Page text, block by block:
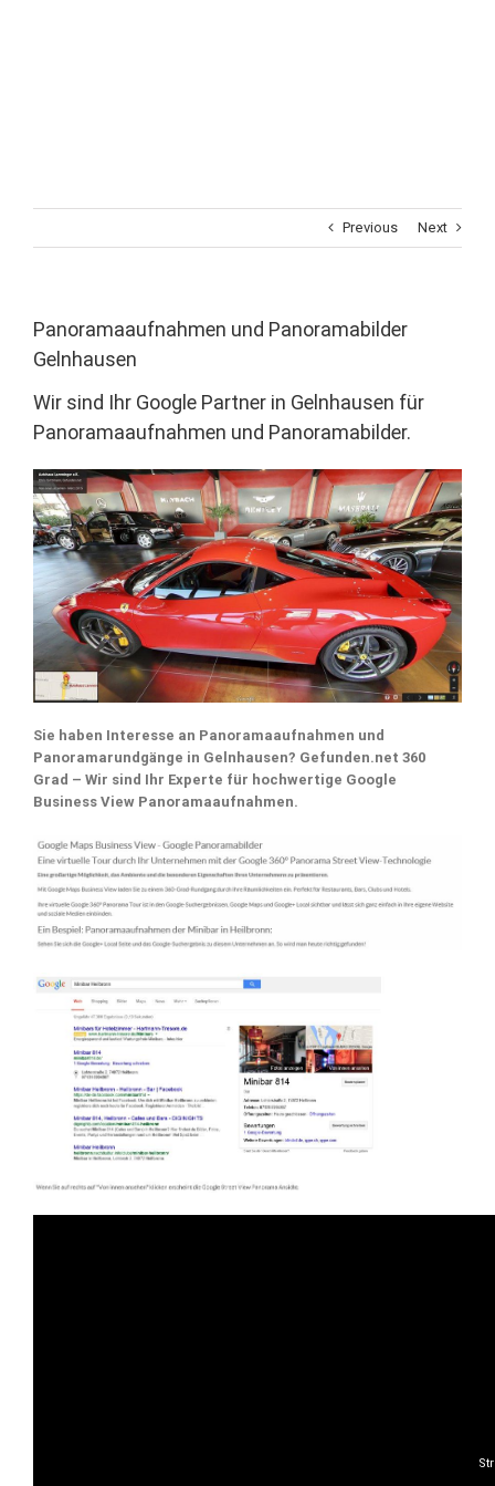
Previous Next
Panoramaaufnahmen und Panoramabilder
Gelnhausen
Wir sind Ihr Google Partner in Gelnhausen für
Panoramaaufnahmen und Panoramabilder.
Sie haben Interesse an Panoramaaufnahmen und
Panoramarundgänge in Gelnhausen? Gefunden.net 360
Grad – Wir sind Ihr Experte für hochwertige Google
Business View Panoramaaufnahmen.